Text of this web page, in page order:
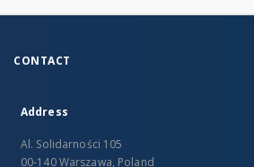
CONTACT
Address
Al. Solidarności 105
00-140 Warszawa, Poland